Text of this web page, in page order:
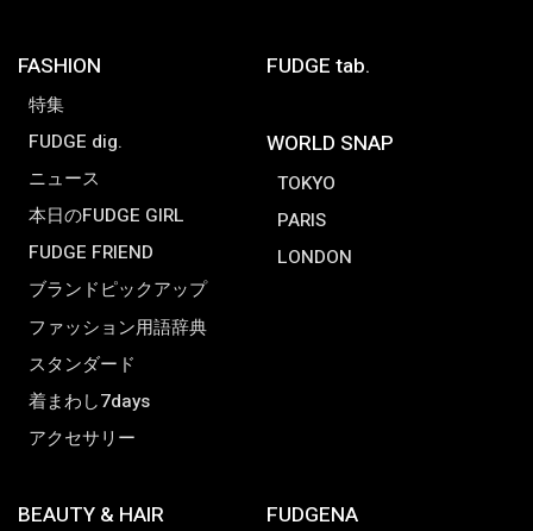
FASHION
特集
FUDGE dig.
ニュース
本日のFUDGE GIRL
FUDGE FRIEND
ブランドピックアップ
ファッション用語辞典
スタンダード
着まわし7days
アクセサリー
FUDGE tab.
WORLD SNAP
TOKYO
PARIS
LONDON
BEAUTY & HAIR FUDGENA